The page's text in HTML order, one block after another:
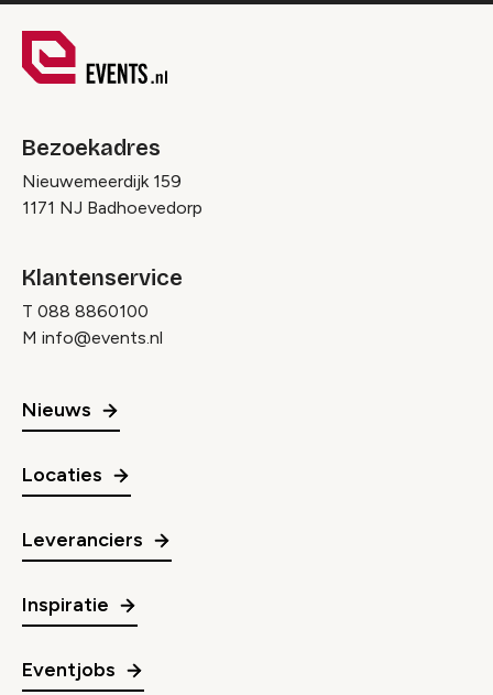
Bezoekadres
Nieuwemeerdijk 159
1171 NJ Badhoevedorp
Klantenservice
T 088 8860100
M info@events.nl
Nieuws
Locaties
Leveranciers
Inspiratie
Eventjobs